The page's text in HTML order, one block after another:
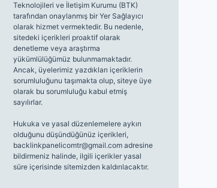
Teknolojileri ve İletişim Kurumu (BTK)
tarafından onaylanmış bir Yer Sağlayıcı
olarak hizmet vermektedir. Bu nedenle,
sitedeki içerikleri proaktif olarak
denetleme veya araştırma
yükümlülüğümüz bulunmamaktadır.
Ancak, üyelerimiz yazdıkları içeriklerin
sorumluluğunu taşımakta olup, siteye üye
olarak bu sorumluluğu kabul etmiş
sayılırlar.
Hukuka ve yasal düzenlemelere aykırı
olduğunu düşündüğünüz içerikleri,
backlinkpanelicomtr@gmail.comadresine
bildirmeniz halinde, ilgili içerikler yasal
süre içerisinde sitemizden kaldırılacaktır.